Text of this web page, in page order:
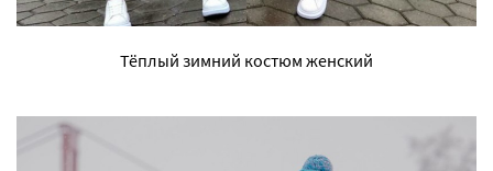
Тёплый зимний костюм женский